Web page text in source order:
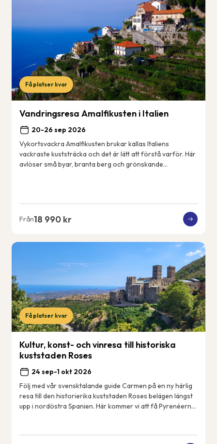
Få platser kvar
Vandringsresa Amalfikusten i Italien
20-26 sep 2026
Vykortsvackra Amalfikusten brukar kallas Italiens
vackraste kuststräcka och det är lätt att förstå varför. Här
avlöser små byar, branta berg och grönskande
Från18 990 kr
Få platser kvar
Kultur, konst- och vinresa till historiska
kuststaden Roses
24 sep-1 okt 2026
Följ med vår svensktalande guide Carmen på en ny härlig
resa till den historierika kuststaden Roses belägen längst
upp i nordöstra Spanien. Här kommer vi att få Pyrenéerna